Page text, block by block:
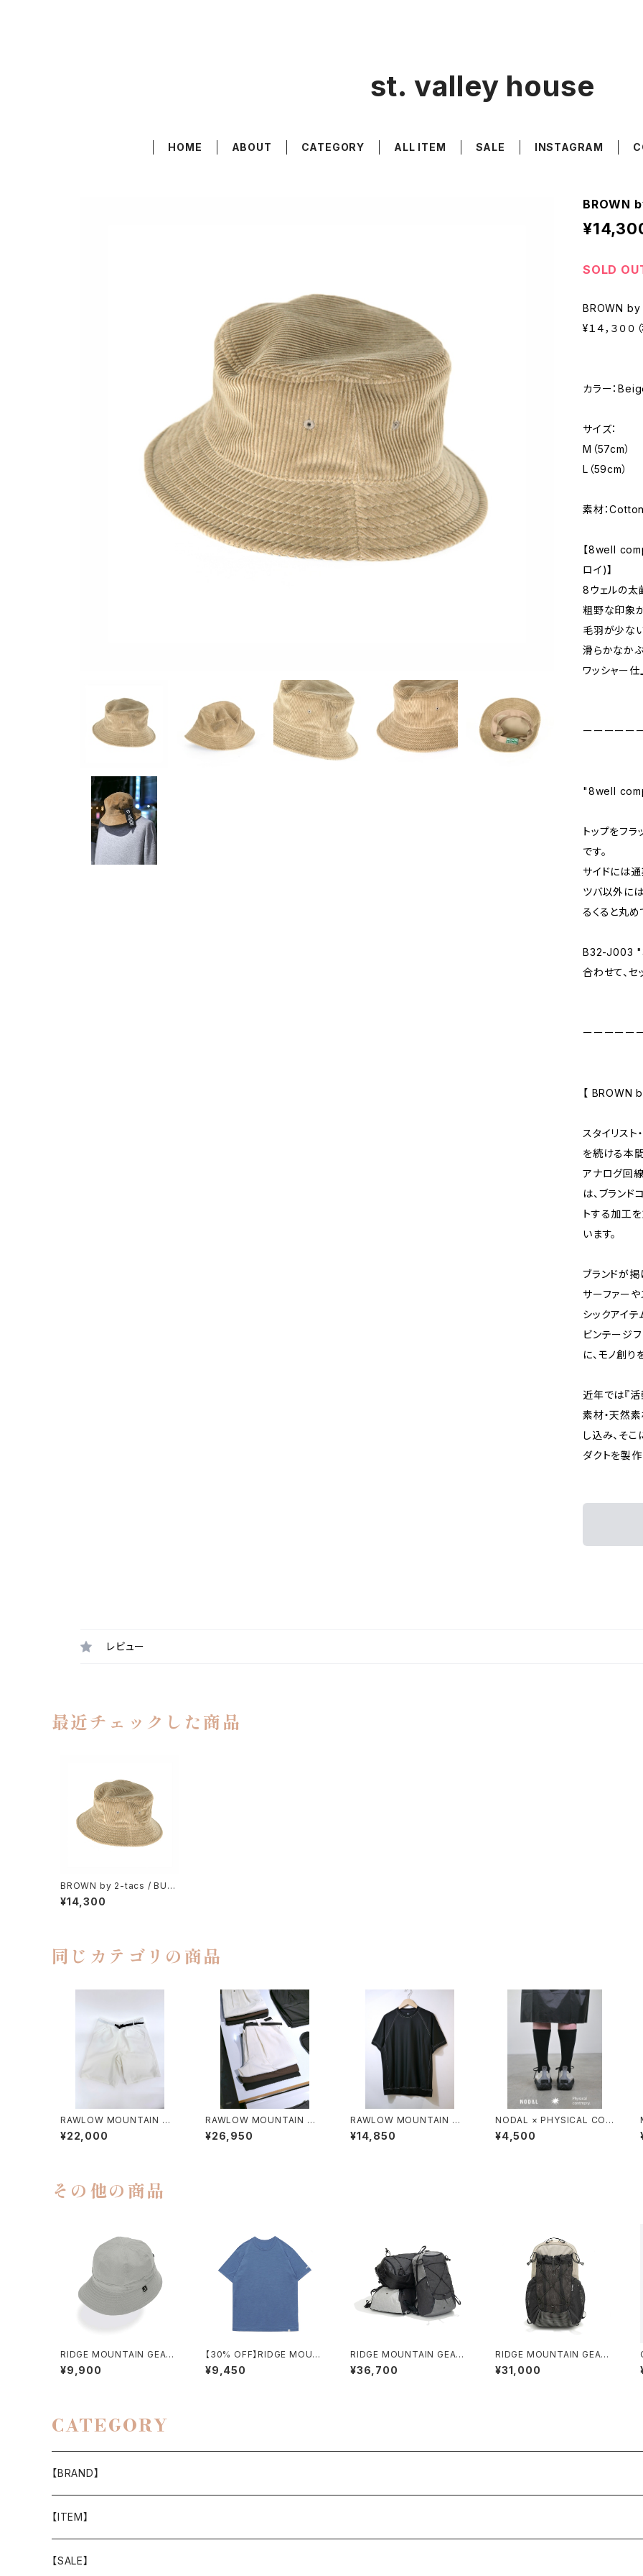
st. valley house
HOME ABOUT CATEGORY ALL ITEM SALE INSTAGRAM
BROWN
SOLD
BROWN
¥１４，３００
カラー：
サイズ：
M（57cm）
L（59cm）
素材：
【8well
ロイ)】
8ウェルの太
粗野な印象
毛羽が少な
滑らかなかぶ
ワッシャー
ーーーーー
"8well
トップをフ
です。
サイドには
ツバ以外に
るくると丸
B32-J003
合わせて、セ
ーーーーー
【 BROWN
スタイリス
を続ける本
アナログ回
は、ブランド
トする加工
います。
ブランドが掲
サーファー
シックアイ
ビンテージ
に、モノ創り
近年では『
素材・天然
し込み、そ
ダクトを製作
レビュー
最近チェックした商品
BROWN by 2-tacs / BUC
KET HAT
¥14,300
同じカテゴリの商品
RAWLOW MOUNTAIN WO
RKS / HIKER GURKHA PA
NTS
¥22,000
RAWLOW MOUNTAIN WO
RKS / HIKER BAKER PANT
S
¥26,950
RAWLOW MOUNTAIN WO
RKS / DAD LITE CREW
¥14,850
NODAL × PHYSICAL CON
TMPRY.
¥4,500
その他の商品
RIDGE MOUNTAIN GEAR /
ENOUGH HAT（NT）
¥9,900
【30% OFF】RIDGE MOUN
TAIN GEAR / MERINO BAS
IC TEE（AZURE BLUE）
¥9,450
RIDGE MOUNTAIN GEAR /
ONE MILE TRIM
¥36,700
RIDGE MOUNTAIN GEAR /
ONE MILE MP（GREIGE）
¥31,000
CATEGORY
【BRAND】
山と道
T-SHIRT
迷迭香
【ITEM】
WEAR
【SALE】